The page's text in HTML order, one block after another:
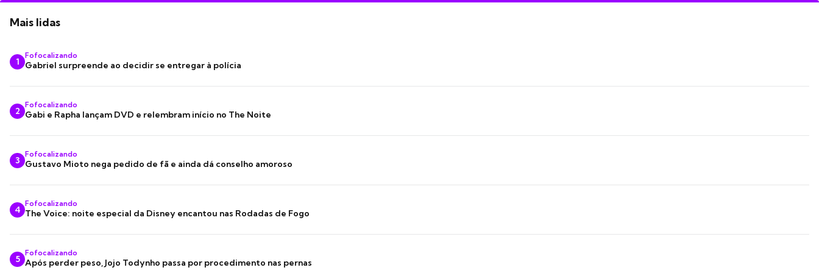
Mais lidas
1
Fofocalizando
Gabriel surpreende ao decidir se entregar à polícia
2
Fofocalizando
Gabi e Rapha lançam DVD e relembram início no The Noite
3
Fofocalizando
Gustavo Mioto nega pedido de fã e ainda dá conselho amoroso
4
Fofocalizando
The Voice: noite especial da Disney encantou nas Rodadas de Fogo
5
Fofocalizando
Após perder peso, Jojo Todynho passa por procedimento nas pernas